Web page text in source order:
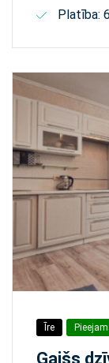
Platība:
Īre
Gaišs